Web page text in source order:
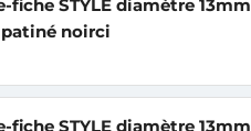
fiche STYLE diamètre 13mm
noirci
fiche STYLE diamètre 13mm